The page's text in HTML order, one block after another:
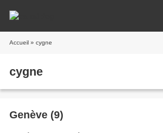
Accueil » cygne
cygne
Genève (9)